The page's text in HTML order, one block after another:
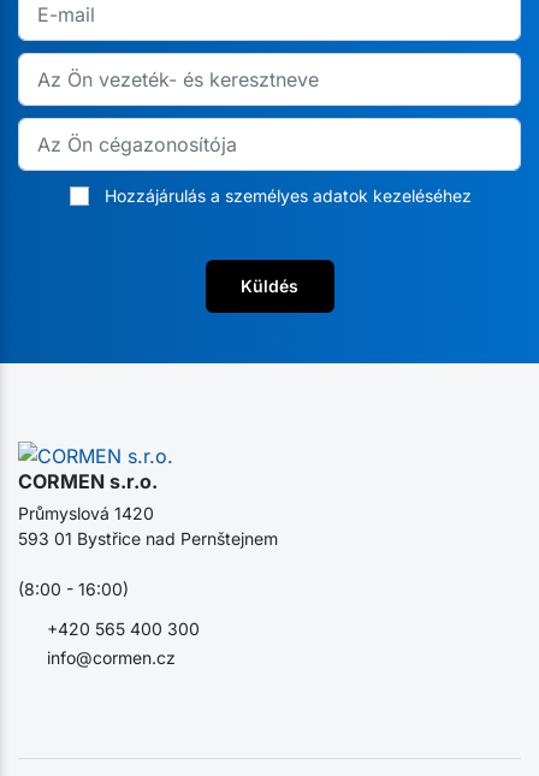
Hozzájárulás a személyes adatok kezeléséhez
Küldés
CORMEN s.r.o.
info@cormen.cz
+420 565 400 300
Průmyslová 1420
593 01 Bystřice nad Pernštejnem
(8:00 - 16:00)